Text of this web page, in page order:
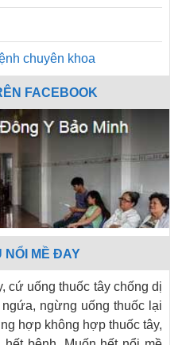
chuyên khoa
FACEBOOK
NỔI MỀ ĐAY
cứ uống thuốc tây chống dị
ngừng uống thuốc lại
hợp không hợp thuốc tây,